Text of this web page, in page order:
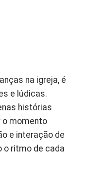
na igreja, é
e lúdicas.
histórias
o momento
e interação de
o ritmo de cada